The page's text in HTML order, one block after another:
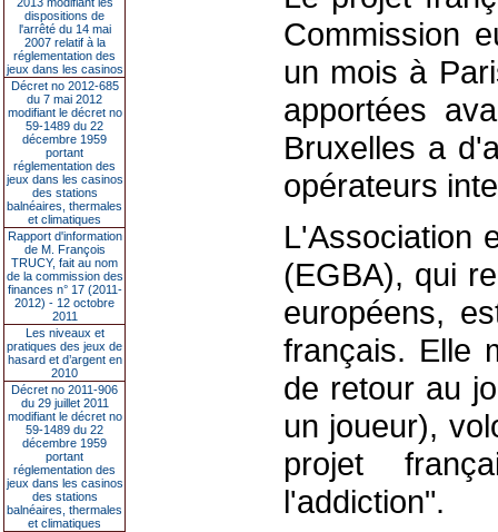
dispositions de
l'arrêté du 14 mai
2007 relatif à la
réglementation des
jeux dans les casinos
Décret no 2012-685
du 7 mai 2012
modifiant le décret no
59-1489 du 22
décembre 1959
portant
réglementation des
jeux dans les casinos
des stations
balnéaires, thermales
et climatiques
Rapport d'information
de M. François
TRUCY, fait au nom
de la commission des
finances n° 17 (2011-
2012) - 12 octobre
2011
Les niveaux et
pratiques des jeux de
hasard et d’argent en
2010
Décret no 2011-906
du 29 juillet 2011
modifiant le décret no
59-1489 du 22
décembre 1959
portant
réglementation des
jeux dans les casinos
des stations
balnéaires, thermales
et climatiques
Commission
un mois à
apportées
Bruxelles a
opérateurs
L'Association
(EGBA), qui
européens,
français. Elle
de retour au
un joueur),
projet
l'addiction".